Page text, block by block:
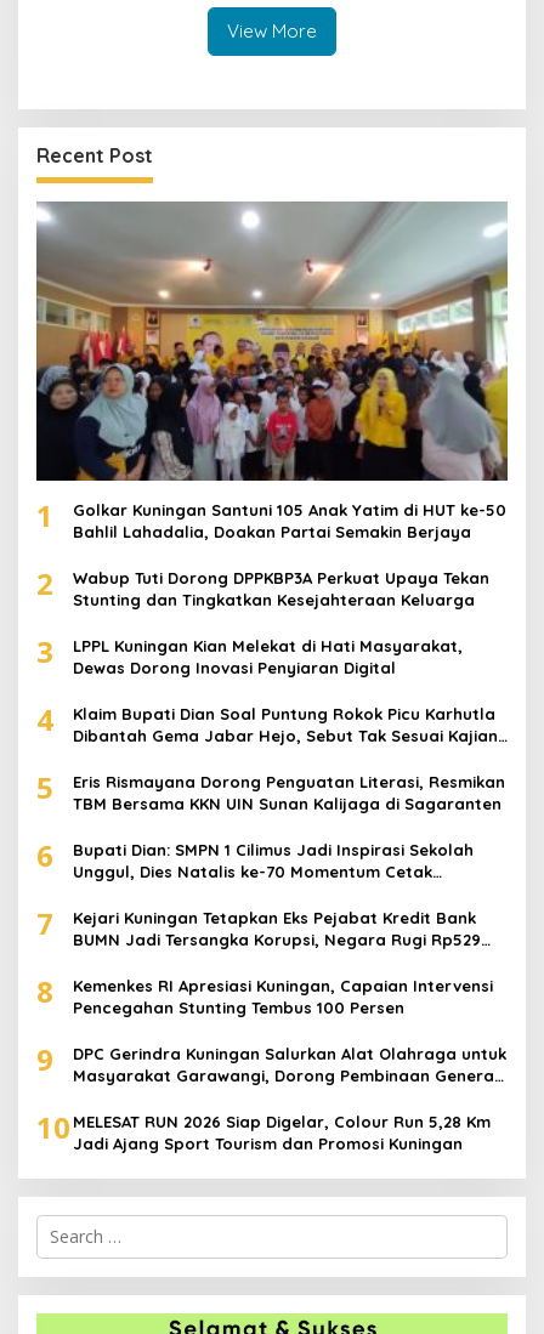
View More
Recent Post
1
Golkar Kuningan Santuni 105 Anak Yatim di HUT ke-50
Bahlil Lahadalia, Doakan Partai Semakin Berjaya
2
Wabup Tuti Dorong DPPKBP3A Perkuat Upaya Tekan
Stunting dan Tingkatkan Kesejahteraan Keluarga
3
LPPL Kuningan Kian Melekat di Hati Masyarakat,
Dewas Dorong Inovasi Penyiaran Digital
4
Klaim Bupati Dian Soal Puntung Rokok Picu Karhutla
Dibantah Gema Jabar Hejo, Sebut Tak Sesuai Kajian
5
Eris Rismayana Dorong Penguatan Literasi, Resmikan
TBM Bersama KKN UIN Sunan Kalijaga di Sagaranten
6
Bupati Dian: SMPN 1 Cilimus Jadi Inspirasi Sekolah
Unggul, Dies Natalis ke-70 Momentum Cetak
7
Kejari Kuningan Tetapkan Eks Pejabat Kredit Bank
BUMN Jadi Tersangka Korupsi, Negara Rugi Rp529
8
Kemenkes RI Apresiasi Kuningan, Capaian Intervensi
Pencegahan Stunting Tembus 100 Persen
9
DPC Gerindra Kuningan Salurkan Alat Olahraga untuk
Masyarakat Garawangi, Dorong Pembinaan Generasi
10 MELESAT RUN 2026 Siap Digelar, Colour Run 5,28 Km
Jadi Ajang Sport Tourism dan Promosi Kuningan
Search
for: